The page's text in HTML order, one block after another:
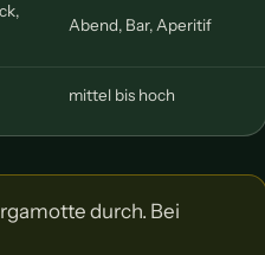
Abend, Bar, Aperitif
mittel bis hoch
durch. Bei